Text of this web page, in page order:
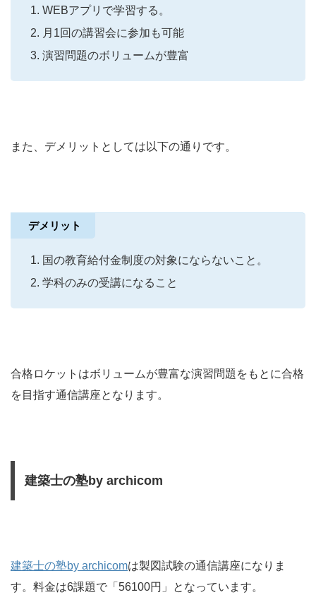
WEBアプリで学習する。
月1回の講習会に参加も可能
演習問題のボリュームが豊富
また、デメリットとしては以下の通りです。
デメリット
国の教育給付金制度の対象にならないこと。
学科のみの受講になること
合格ロケットはボリュームが豊富な演習問題をもとに合格
を目指す通信講座となります。
建築士の塾by archicom
建築士の塾by archicomは製図試験の通信講座になりま
す。料金は6課題で「56100円」となっています。